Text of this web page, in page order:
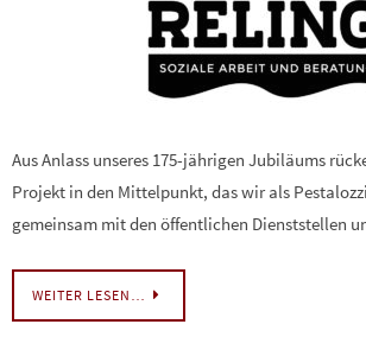
Aus Anlass unseres 175-jährigen Jubiläums
Projekt in den Mittelpunkt, das wir als
gemeinsam mit den öffentlichen Dienststellen
WEITER LESEN…